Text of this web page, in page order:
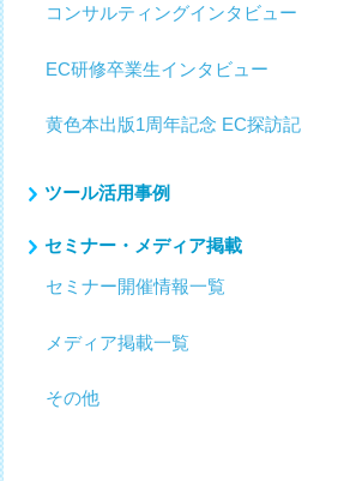
コンサルティングインタビュー
EC研修卒業生インタビュー
黄色本出版1周年記念 EC探訪記
ツール活用事例
セミナー・メディア掲載
セミナー開催情報一覧
メディア掲載一覧
その他